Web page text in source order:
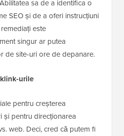
sa de a identifica o
SEO și de a oferi instrucțiuni
este
singur ar putea
de site-uri ore de depanare.
urile
pentru creșterea
și pentru direcționarea
web. Deci, cred că putem fi